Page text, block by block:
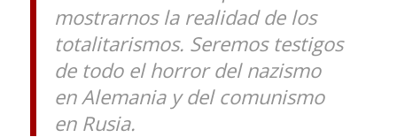
mostrarnos la realidad de los
totalitarismos. Seremos testigos
de todo el horror del nazismo
en Alemania y del comunismo
en Rusia.